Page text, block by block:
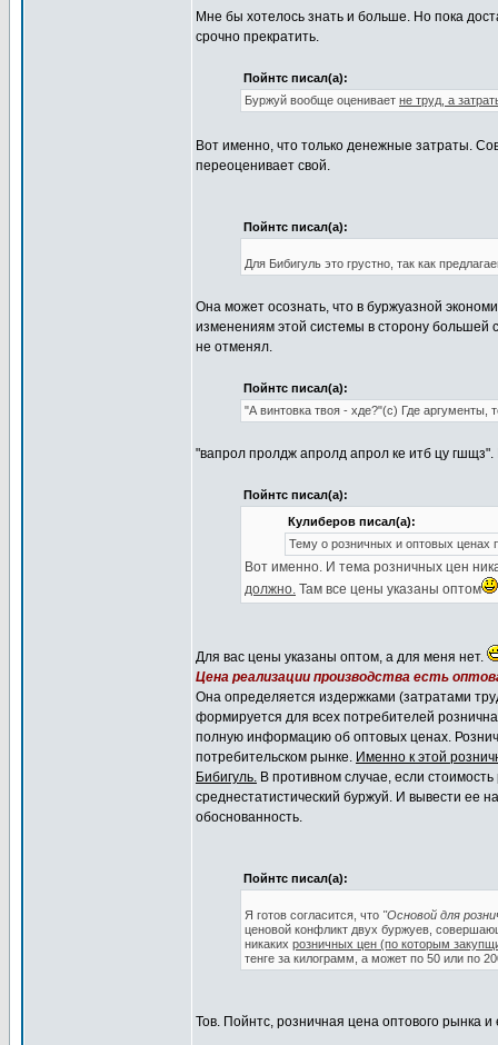
Мне бы хотелось знать и больше. Но пока
срочно прекратить.
Пойнтс писал(а):
Буржуй вообще оценивает не труд, а
Вот именно, что только денежные затраты.
переоценивает свой.
Пойнтс писал(а):
Для Бибигуль это грустно, так как
Она может осознать, что в буржуазной
изменениям этой системы в сторону большей
не отменял.
Пойнтс писал(а):
"А винтовка твоя - хде?"(с) Где аргументы,
"вапрол пролдж апролд апрол ке итб цу
Пойнтс писал(а):
Кулиберов писал(а):
Тему о розничных и оптовых ценах
Вот именно. И тема розничных цен
должно. Там все цены указаны оптом
Для вас цены указаны оптом, а для меня нет.
Цена реализации производства есть
Она определяется издержками (затратами
формируется для всех потребителей
полную информацию об оптовых ценах.
потребительском рынке. Именно к этой
Бибигуль. В противном случае, если
среднестатистический буржуй. И вывести ее
обоснованность.
Пойнтс писал(а):
Я готов согласится, что "Основой для
ценовой конфликт двух буржуев,
никаких розничных цен (по которым
тенге за килограмм, а может по 50 или по
Тов. Пойнтс, розничная цена оптового рынка